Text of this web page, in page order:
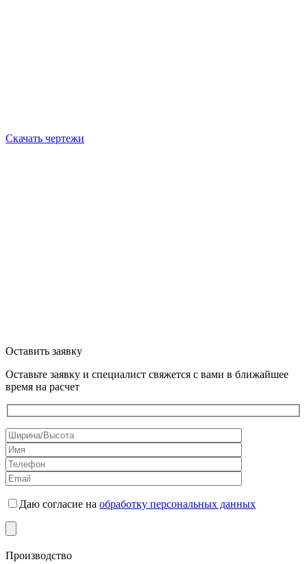
Скачать чертежи
Оставить заявку
Оставьте заявку и специалист свяжется с вами в ближайшее
время на расчет
Даю согласие на обработку персональных данных
Производство